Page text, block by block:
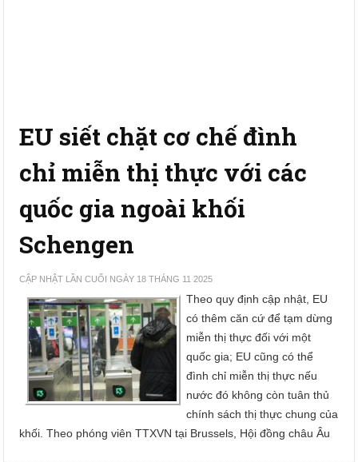
EU siết chặt cơ chế đình
chỉ miễn thị thực với các
quốc gia ngoài khối
Schengen
CẬP NHẬT LẦN CUỐI NGÀY 18 THÁNG 11 2025
Theo quy định cập nhật, EU
có thêm căn cứ để tạm dừng
miễn thị thực đối với một
quốc gia; EU cũng có thể
đình chỉ miễn thị thực nếu
nước đó không còn tuân thủ
chính sách thị thực chung của
khối. Theo phóng viên TTXVN tại Brussels, Hội đồng châu Âu